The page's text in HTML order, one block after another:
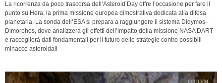
La ricorrenza da poco trascorsa dell’Asteroid Day offre l’occasione per fare il
punto su Hera, la prima missione europea dimostrativa dedicata alla difesa
planetaria. La sonda dell’ESA si prepara a raggiungere il sistema Didymos–
Dimorphos, dove analizzerà gli effetti dell’impatto della missione NASA DART
e raccoglierà dati fondamentali per il futuro delle strategie contro possibili
minacce asteroidali